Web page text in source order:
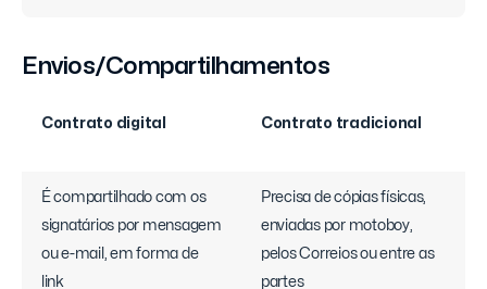
Envios/Compartilhamentos
Contrato digital Contrato tradicional
É compartilhado com os
signatários por mensagem
ou e-mail, em forma de
link
Precisa de cópias físicas,
enviadas por motoboy,
pelos Correios ou entre as
partes